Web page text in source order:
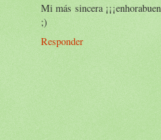
Mi más sincera
;)
Responder